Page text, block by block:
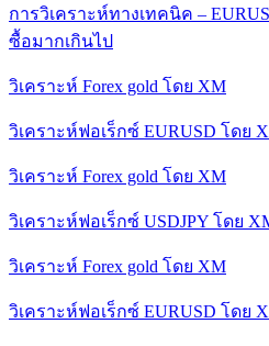
การวิเคราะห์ทางเทคนิค –
ซื้อมากเกินไป
วิเคราะห์ Forex gold โดย XM
วิเคราะห์ฟอเร็กซ์ EURUSD โดย
วิเคราะห์ Forex gold โดย XM
วิเคราะห์ฟอเร็กซ์ USDJPY โดย
วิเคราะห์ Forex gold โดย XM
วิเคราะห์ฟอเร็กซ์ EURUSD โดย